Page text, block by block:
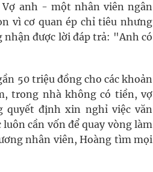
Vợ anh - một nhân viên ngân
vì cơ quan ép chỉ tiêu nhưng
được lời đáp trả: "Anh có
50 triệu đồng cho các khoản
trong nhà không có tiền, vợ
quyết định xin nghỉ việc văn
cần vốn để quay vòng làm
nhân viên, Hoàng tìm mọi